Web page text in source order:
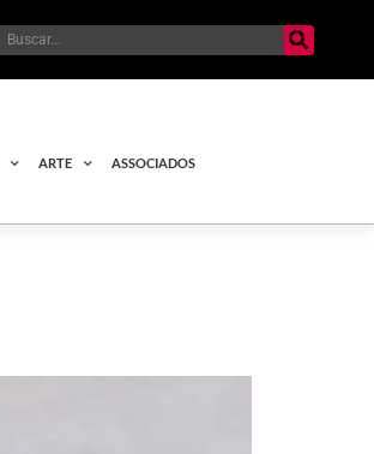
ARTE ASSOCIADOS